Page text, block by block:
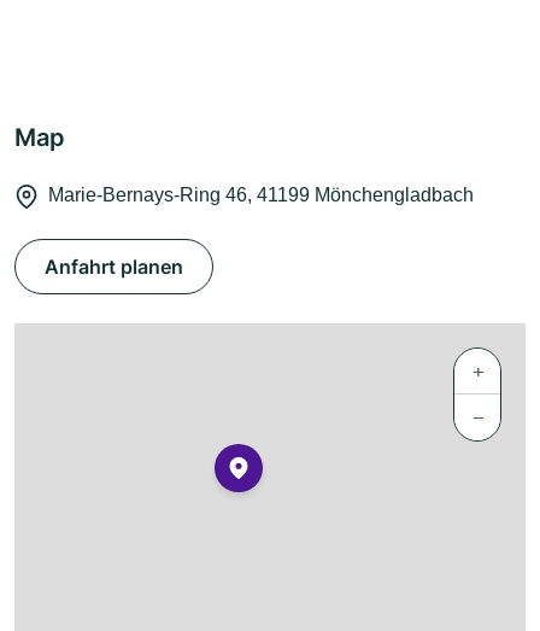
Map
Marie-Bernays-Ring 46, 41199 Mönchengladbach
Anfahrt planen
+
−